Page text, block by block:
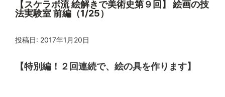
【スケラボ流 絵解きで美術史第９回】 絵画の技
法実験室 前編（1/25）
投稿日: 2017年1月20日
【特別編！２回連続で、絵の具を作ります】